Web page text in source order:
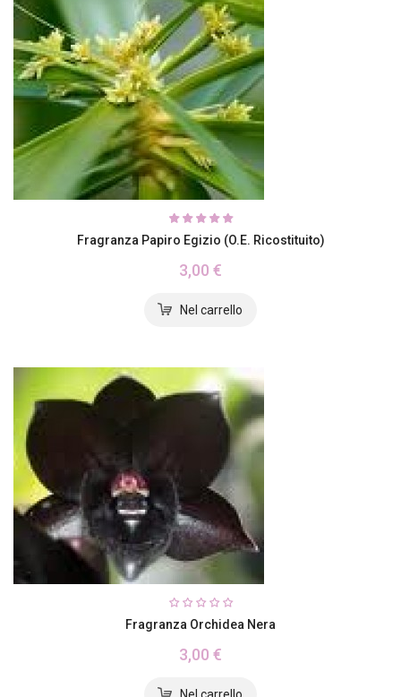
Fragranza Papiro Egizio (o.e. Ricostituito)
3,00 €
Fragranza Orchidea Nera
3,00 €